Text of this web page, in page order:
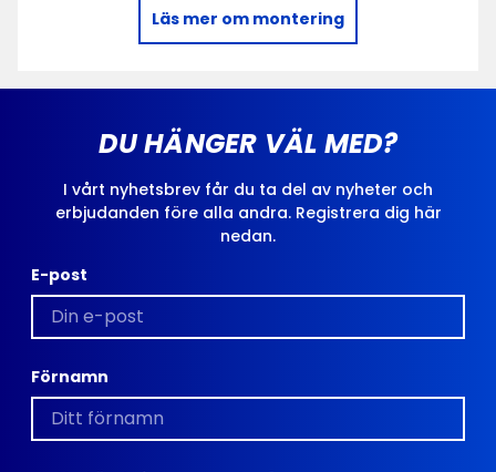
Läs mer om montering
DU HÄNGER VÄL MED?
I vårt nyhetsbrev får du ta del av nyheter och
erbjudanden före alla andra. Registrera dig här
nedan.
E-post
Förnamn